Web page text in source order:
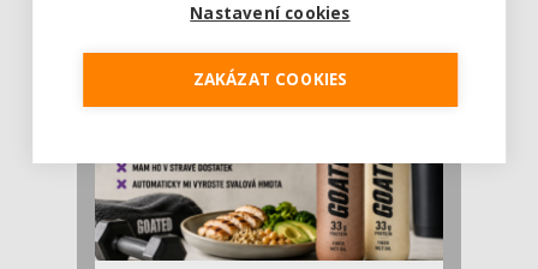
luštěniny jsou práv...
Nastavení cookies
ZAKÁZAT COOKIES